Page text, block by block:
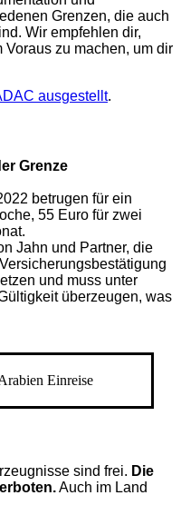
Grenzen, die auch
Wir empfehlen dir,
zu machen, um dir
ausgestellt.
Grenze
betrugen für ein
55 Euro für zwei
Jahn und Partner, die
und muss unter
überzeugen, was
Einreise
sind frei. Die
Auch im Land